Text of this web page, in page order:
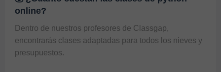
online?
Dentro de nuestros profesores de Classgap,
encontrarás clases adaptadas para todos los nieves y
presupuestos.